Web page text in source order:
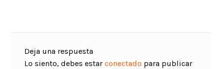
Deja una respuesta
Lo siento, debes estar conectado para publicar